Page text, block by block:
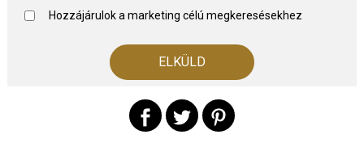
Hozzájárulok a marketing célú megkeresésekhez